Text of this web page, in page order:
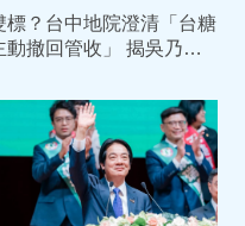
標？台中地院澄清「台糖
動撤回管收」 揭吳乃仁
」